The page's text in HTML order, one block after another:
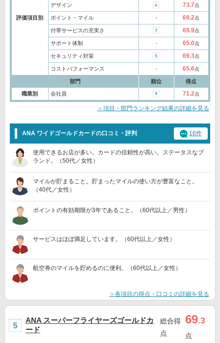
評価項目別
デザイン 73.7点
ポイント・マイル ‐ 69.2点
付帯サービスの充実さ 69.9点
サポート体制 ‐ 65.0点
セキュリティ対策 69.3点
コストパフォーマンス ‐ 65.6点
部門 順位 得点
職業別 会社員 71.2点
＞項目・部門ランキング結果の詳細を見る
ANA ワイドゴールドカードの口コミ・評判 16件
使用できるお店が多い。カードの信頼性が高い。ステータスなブ
ランド。（50代／女性）
マイルが貯まること。貯まったマイルの使い方が豊富なこと。
（40代／女性）
ポイントの有効期限が3年であること。（60代以上／男性）
サービスはほぼ満足しています。（60代以上／女性）
航空券のマイルを貯めるのに便利。（60代以上／女性）
＞各項目の得点・口コミの詳細を見る
ANA スーパーフライヤーズゴールドカ
ード
総合得
点
69.3
点